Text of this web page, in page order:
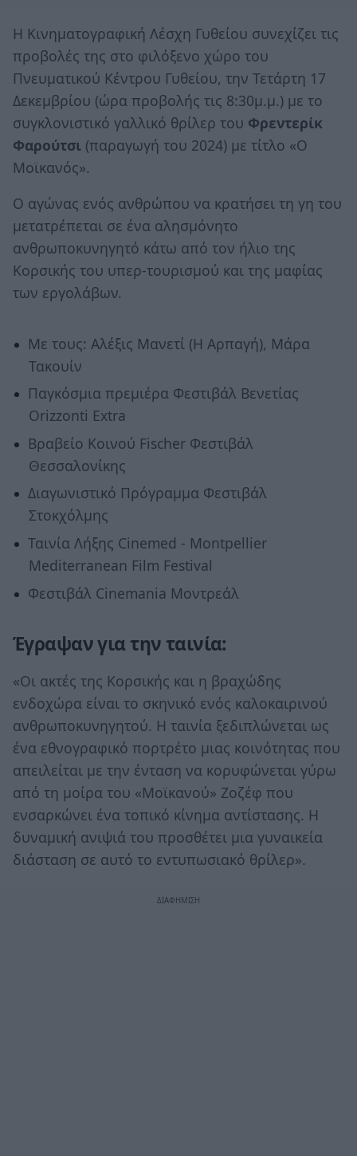
Η Κινηματογραφική Λέσχη Γυθείου συνεχίζει τις
προβολές της στο φιλόξενο χώρο του
Πνευματικού Κέντρου Γυθείου, την Τετάρτη 17
Δεκεμβρίου (ώρα προβολής τις 8:30μ.μ.) με το
συγκλονιστικό γαλλικό θρίλερ του Φρεντερίκ
Φαρούτσι (παραγωγή του 2024) με τίτλο «Ο
Μοϊκανός».
Ο αγώνας ενός ανθρώπου να κρατήσει τη γη του
μετατρέπεται σε ένα αλησμόνητο
ανθρωποκυνηγητό κάτω από τον ήλιο της
Κορσικής του υπερ-τουρισμού και της μαφίας
των εργολάβων.
Με τους: Αλέξις Μανετί (Η Αρπαγή), Μάρα
Τακουίν
Παγκόσμια πρεμιέρα Φεστιβάλ Βενετίας
Orizzonti Extra
Βραβείο Κοινού Fischer Φεστιβάλ
Θεσσαλονίκης
Διαγωνιστικό Πρόγραμμα Φεστιβάλ
Στοκχόλμης
Ταινία Λήξης Cinemed - Montpellier
Mediterranean Film Festival
Φεστιβάλ Cinemania Μοντρεάλ
Έγραψαν για την ταινία:
«Οι ακτές της Κορσικής και η βραχώδης
ενδοχώρα είναι το σκηνικό ενός καλοκαιρινού
ανθρωποκυνηγητού. Η ταινία ξεδιπλώνεται ως
ένα εθνογραφικό πορτρέτο μιας κοινότητας που
απειλείται με την ένταση να κορυφώνεται γύρω
από τη μοίρα του «Μοϊκανού» Ζοζέφ που
ενσαρκώνει ένα τοπικό κίνημα αντίστασης. Η
δυναμική ανιψιά του προσθέτει μια γυναικεία
διάσταση σε αυτό το εντυπωσιακό θρίλερ».